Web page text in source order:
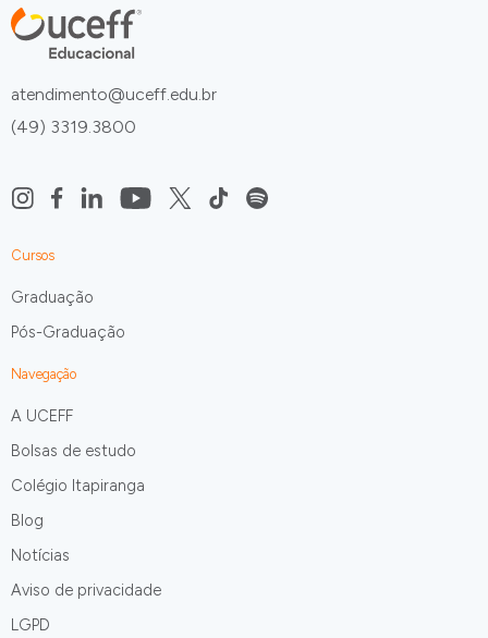
atendimento@uceff.edu.br
(49) 3319.3800
Cursos
Graduação
Pós-Graduação
Navegação
A UCEFF
Bolsas de estudo
Colégio Itapiranga
Blog
Notícias
Aviso de privacidade
LGPD